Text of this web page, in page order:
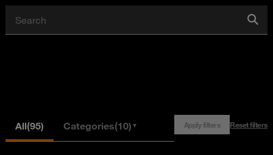
All(95) Categories(10) ▼ Apply filters Reset filters